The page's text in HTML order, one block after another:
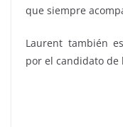
que siempre
Laurent también
por el candidato de